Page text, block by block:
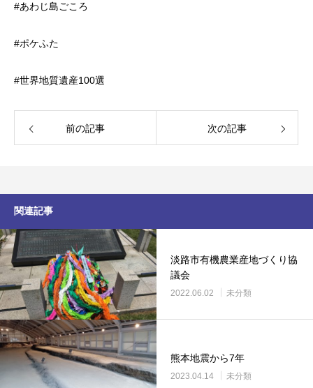
#あわじ島ごころ
#ポケふた
#世界地質遺産100選
前の記事 次の記事
関連記事
淡路市有機農業産地づくり協
議会
2022.06.02 未分類
熊本地震から7年
2023.04.14 未分類